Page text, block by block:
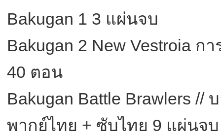
Bakugan 1 3 แผ่นจบ
Bakugan 2 New Vestroia
40 ตอน
Bakugan Battle Brawlers
พากย์ไทย + ซับไทย 9 แผ่นจบ